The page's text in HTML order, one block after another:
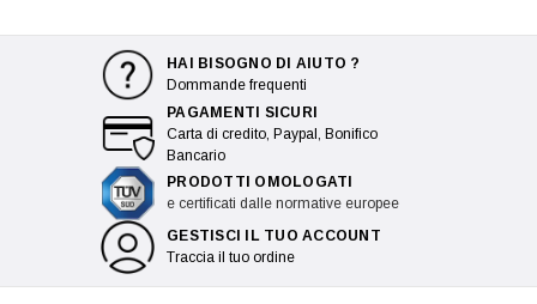
HAI BISOGNO DI AIUTO ?
Dommande frequenti
PAGAMENTI SICURI
Carta di credito, Paypal, Bonifico
Bancario
PRODOTTI OMOLOGATI
e certificati dalle normative europee
GESTISCI IL TUO ACCOUNT
Traccia il tuo ordine